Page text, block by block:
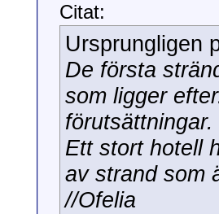
Citat:
Ursprungligen
De första
som ligger
Ett stort hotell
av strand som
//Ofelia